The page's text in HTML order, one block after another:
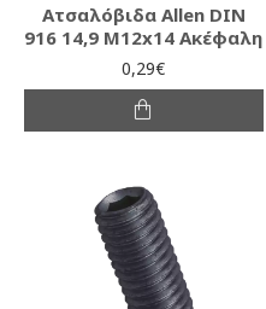
Ατσαλόβιδα Allen DIN
916 14,9 M12x14 Ακέφαλη
0,29€